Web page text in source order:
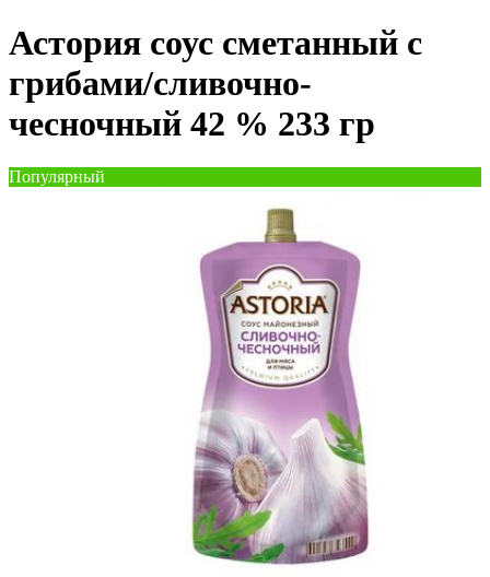
Астория соус сметанный с
грибами/сливочно-
чесночный 42 % 233 гр
Популярный